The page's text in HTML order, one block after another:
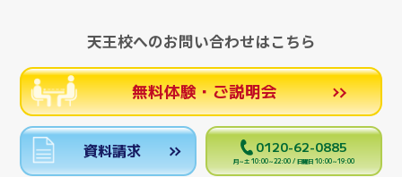
天王校へのお問い合わせはこちら
無料体験・ご説明会
資料請求 0120-62-0885
月～土 10:00～22:00 / 日曜日 10:00～19:00